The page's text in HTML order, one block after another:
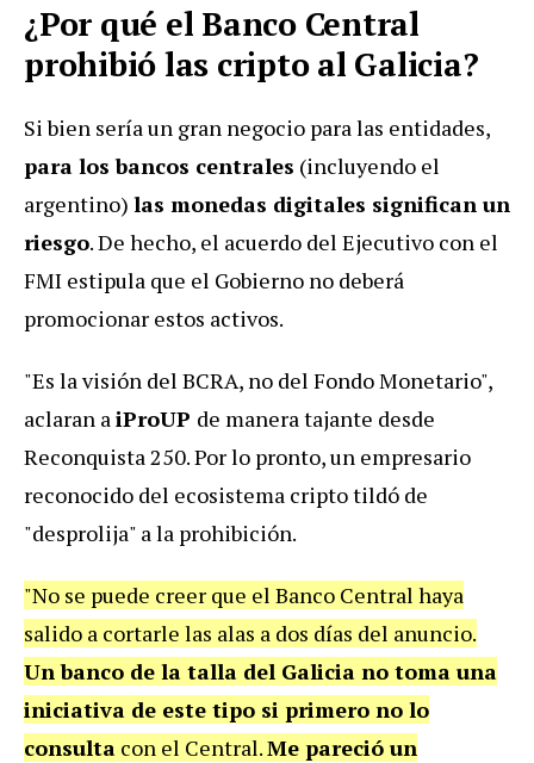
¿Por qué el Banco Central
prohibió las cripto al Galicia?
Si bien sería un gran negocio para las entidades,
para los bancos centrales (incluyendo el
argentino) las monedas digitales significan un
riesgo. De hecho, el acuerdo del Ejecutivo con el
FMI estipula que el Gobierno no deberá
promocionar estos activos.
"Es la visión del BCRA, no del Fondo Monetario",
aclaran aiProUP de manera tajante desde
Reconquista 250. Por lo pronto, un empresario
reconocido del ecosistema cripto tildó de
"desprolija" a la prohibición.
"No se puede creer que el Banco Central haya
salido a cortarle las alas a dos días del anuncio.
Un banco de la talla del Galicia no toma una
iniciativa de este tipo si primero no lo
consulta con el Central.Me pareció un